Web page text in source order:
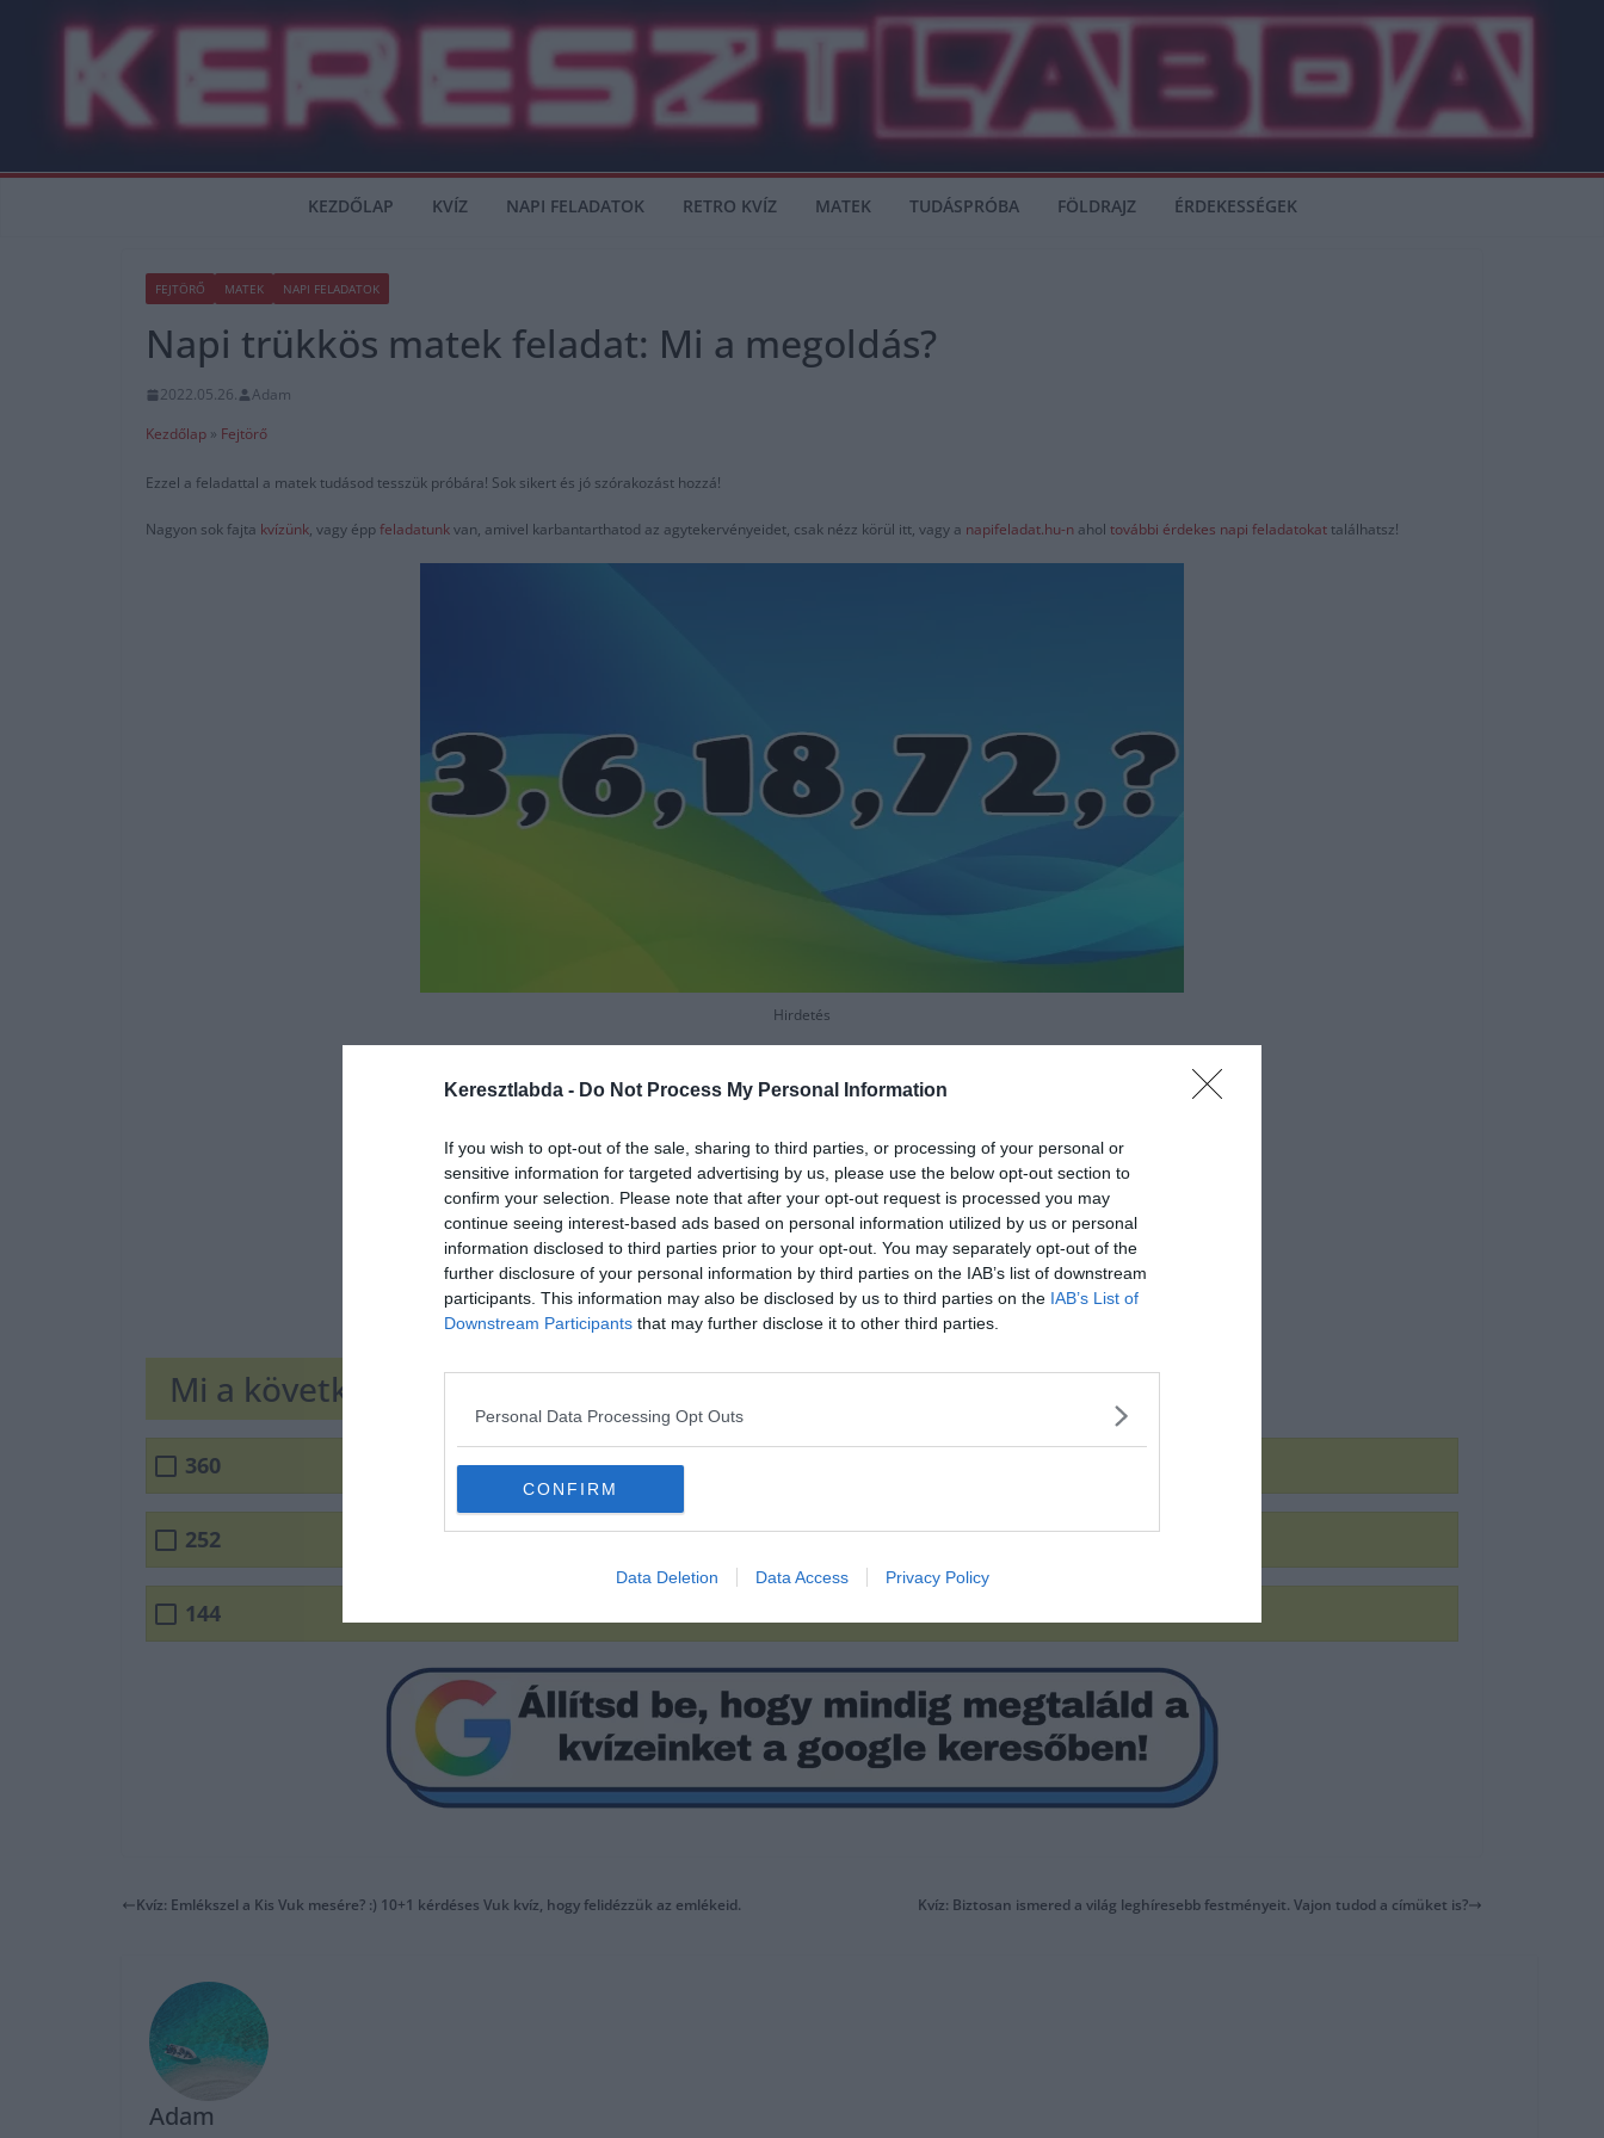
Keresztlabda - Do Not Process My Personal Information
If you wish to opt-out of the sale, sharing to third parties, or processing of your personal or
sensitive information for targeted advertising by us, please use the below opt-out section to
confirm your selection. Please note that after your opt-out request is processed you may
continue seeing interest-based ads based on personal information utilized by us or personal
information disclosed to third parties prior to your opt-out. You may separately opt-out of the
further disclosure of your personal information by third parties on the IAB’s list of downstream
participants. This information may also be disclosed by us to third parties on the IAB’s List of
Downstream Participants that may further disclose it to other third parties.
Personal Data Processing Opt Outs
CONFIRM
Data Deletion Data Access Privacy Policy
KEZDŐLAP KVÍZ NAPI FELADATOK RETRO KVÍZ MATEK TUDÁSPRÓBA FÖLDRAJZ ÉRDEKESSÉGEK
FEJTÖRŐ MATEK NAPI FELADATOK
Napi trükkös matek feladat: Mi a megoldás?
2022.05.26.
Adam
Kezdőlap » Fejtörő
Ezzel a feladattal a matek tudásod tesszük próbára! Sok sikert és jó szórakozást hozzá!
Nagyon sok fajta kvízünk, vagy éppfeladatunkvan, amivel karbantarthatod az agytekervényeidet, csak nézz körül itt, vagy a napifeladat.hu-n ahol további érdekes napi feladatokattalálhatsz!
Hirdetés
Mi a következő szám?
360
252
144
Kvíz: Emlékszel a Kis Vuk mesére? :) 10+1 kérdéses Vuk kvíz, hogy felidézzük az emlékeid. Kvíz: Biztosan ismered a világ leghíresebb festményeit. Vajon tudod a címüket is?
Adam